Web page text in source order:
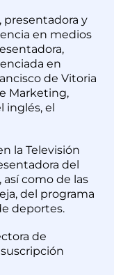
presentadora y
en medios
en
de Vitoria
Marketing,
inglés, el
la Televisión
del
así como de las
del programa
deportes.
de